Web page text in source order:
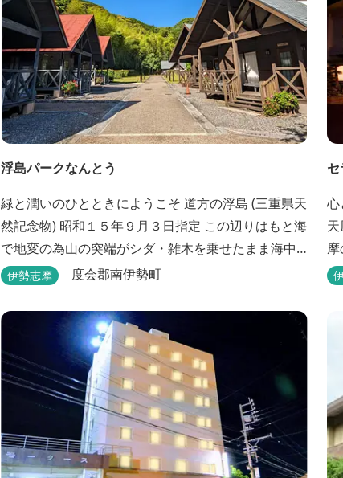
浮島パークなんとう
緑と潤いのひとときにようこそ ​道方の浮島 (三重県天
然記念物) 昭和１５年９月３日指定 この辺りはもと海
で地変の為山の突端がシダ・雑木を乗せたまま海中
にすべり落ちその後海水の増減とともに浮き沈みす
廻る散策路が設けられ、また海岸線が一望できる展
望塔へと続く遊歩道もあり自然と親しむ見どころが
あります。 ご家族連れで気軽にご利用頂け...
伊勢志摩 度会郡南伊勢町
心
が